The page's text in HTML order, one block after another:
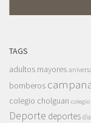
TAGS
adultos mayores
bomberos
colegio cholguan
Deporte deportes